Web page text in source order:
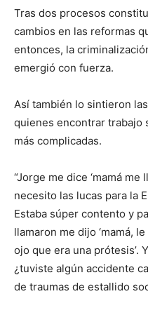
Tras dos procesos
cambios en las reformas
entonces, la
emergió con fuerza.
Así también lo sintieron
quienes encontrar trabajo
más complicadas.
“Jorge me dice ‘mamá
necesito las lucas para la
Estaba súper contento y
llamaron me dijo ‘mamá,
ojo que era una prótesis’.
¿tuviste algún accidente
de traumas de estallido